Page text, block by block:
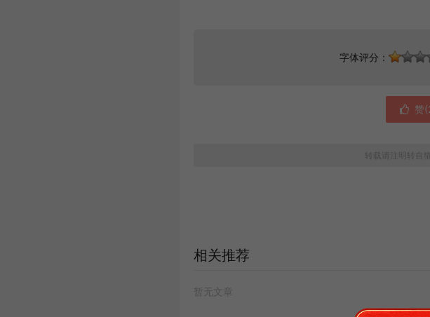
字体评分：
赞(
转载请注明转自
相关推荐
暂无文章